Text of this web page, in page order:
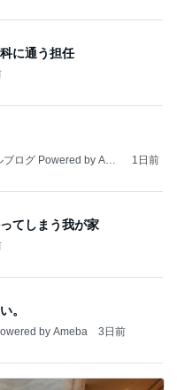
に通う担任
ログ Powered by Ame
1日前
てしまう我が家
。
by Ameba 3日前